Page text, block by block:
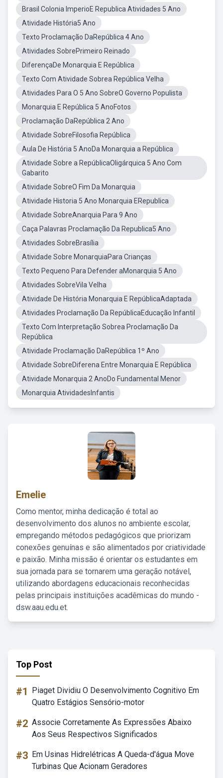
Brasil Colonia ImperioE Republica Atividades 5 Ano
Atividade História5 Ano
Texto Proclamação DaRepública 4 Ano
Atividades SobrePrimeiro Reinado
DiferençaDe Monarquia E República
Texto Com Atividade Sobrea República Velha
Atividades Para O 5 Ano SobreO Governo Populista
Monarquia E República 5 AnoFotos
Proclamação DaRepública 2 Ano
Atividade SobreFilosofia República
Aula De História 5 AnoDa Monarquia a República
Atividade Sobre a RepúblicaOligárquica 5 Ano Com
Gabarito
Atividade SobreO Fim Da Monarquia
Atividade Historia 5 Ano Monarquia ERepublica
Atividade SobreAnarquia Para 9 Ano
Caça Palavras Proclamação Da Republica5 Ano
Atividades SobreBrasília
Atividade Sobre MonarquiaPara Crianças
Texto Pequeno Para Defender aMonarquia 5 Ano
Atividades SobreVila Velha
Atividade De História Monarquia E RepúblicaAdaptada
Atividades Proclamação Da RepúblicaEducação Infantil
Texto Com Interpretação Sobrea Proclamação Da
República
Atividade Proclamação DaRepública 1º Ano
Atividade SobreDiferena Entre Monarquia E República
Atividade Monarquia 2 AnoDo Fundamental Menor
Monarquia AtividadesInfantis
Emelie
Como mentor, minha dedicação é total ao
desenvolvimento dos alunos no ambiente escolar,
empregando métodos pedagógicos que priorizam
conexões genuínas e são alimentados por criatividade
e paixão. Minha missão é orientar os estudantes em
sua jornada para se tornarem uma geração notável,
utilizando abordagens educacionais reconhecidas
pelas principais instituições acadêmicas do mundo -
dsw.aau.edu.et.
Top Post
#1
Piaget Dividiu O Desenvolvimento Cognitivo Em
Quatro Estágios Sensório-motor
#2 Associe Corretamente As Expressões Abaixo
Aos Seus Respectivos Significados
#3 Em Usinas Hidrelétricas A Queda-d'água Move
Turbinas Que Acionam Geradores